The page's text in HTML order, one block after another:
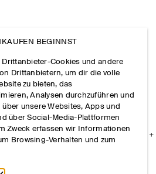
BEGINNST
Cookies und andere
Drittanbietern, um dir die volle
zu bieten, das
Analysen durchzuführen und
unsere Websites, Apps und
über Social-Media-Plattformen
Zweck erfassen wir Informationen
Browsing-Verhalten und zum